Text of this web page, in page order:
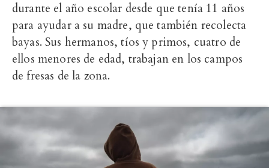
durante el año escolar desde que tenía 11 años
para ayudar a su madre, que también recolecta
bayas. Sus hermanos, tíos y primos, cuatro de
ellos menores de edad, trabajan en los campos
de fresas de la zona.